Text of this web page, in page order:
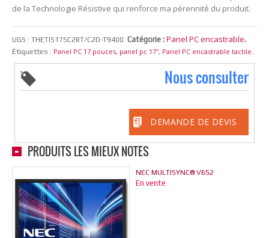
de la Technologie Résistive qui renforce ma pérennité du produit.
UGS : THETIS17SC2RT/C2D-T9400. Catégorie : Panel PC encastrable.
Étiquettes : Panel PC 17 pouces, panel pc 17'', Panel PC encastrable tactile.
Nous consulter
DEMANDE DE DEVIS
PRODUITS LES MIEUX NOTÉS
NEC MULTISYNC® V652
En vente